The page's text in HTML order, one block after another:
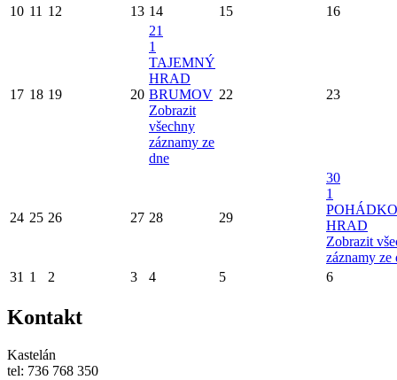
10 11 12 13 14 15 16
17 18 19 20
21
1
TAJEMNÝ
HRAD
BRUMOV
Zobrazit
všechny
záznamy ze
dne
22 23
24 25 26 27 28 29
30
1
HRAD
Zobrazit
záznamy ze
31 1 2 3 4 5 6
Kontakt
Kastelán
tel: 736 768 350